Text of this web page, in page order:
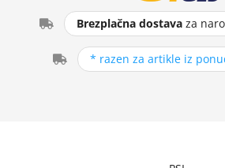
Brezplačna dostava za
* razen za artikle iz